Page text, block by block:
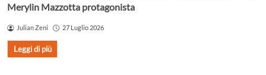
Merylin Mazzotta protagonista
Julian Zeni 27 Luglio 2026
Leggi di più